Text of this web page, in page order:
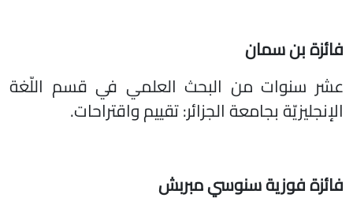
فائزة بن سمان
عشر سنوات من البحث العلمي في قسم اللّغة
الإنجليزيّة بجامعة الجزائر: تقييم واقتراحات.
فائزة فوزية سنوسي مبربش